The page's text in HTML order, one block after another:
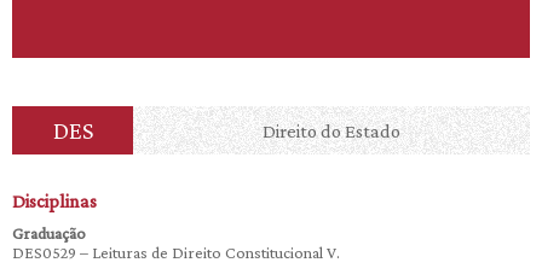
DES Direito do Estado
Disciplinas
Graduação
DES0529 – Leituras de Direito Constitucional V.